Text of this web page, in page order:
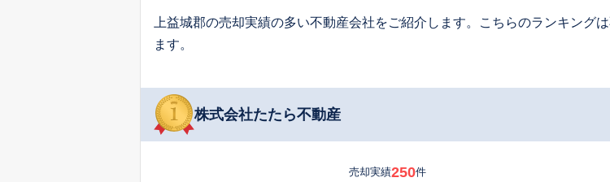
上益城郡の売却実績の多い不動産会社をご紹介します。こちらのランキング
ます。
株式会社たたら不動産
売却実績250件